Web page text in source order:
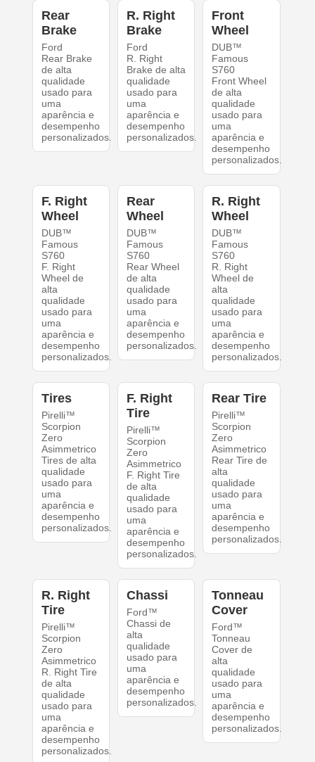
Rear
Brake
Ford
Rear Brake
de alta
qualidade
usado para
uma
aparência e
desempenho
personalizados.
R. Right
Brake
Ford
R. Right
Brake de alta
qualidade
usado para
uma
aparência e
desempenho
personalizados.
Front
Wheel
DUB™
Famous
S760
Front Wheel
de alta
qualidade
usado para
uma
aparência e
desempenho
personalizados.
F. Right
Wheel
DUB™
Famous
S760
F. Right
Wheel de
alta
qualidade
usado para
uma
aparência e
desempenho
personalizados.
Rear
Wheel
DUB™
Famous
S760
Rear Wheel
de alta
qualidade
usado para
uma
aparência e
desempenho
personalizados.
R. Right
Wheel
DUB™
Famous
S760
R. Right
Wheel de
alta
qualidade
usado para
uma
aparência e
desempenho
personalizados.
Tires
Pirelli™
Scorpion
Zero
Asimmetrico
Tires de alta
qualidade
usado para
uma
aparência e
desempenho
personalizados.
F. Right
Tire
Pirelli™
Scorpion
Zero
Asimmetrico
F. Right Tire
de alta
qualidade
usado para
uma
aparência e
desempenho
personalizados.
Rear Tire
Pirelli™
Scorpion
Zero
Asimmetrico
Rear Tire de
alta
qualidade
usado para
uma
aparência e
desempenho
personalizados.
R. Right
Tire
Pirelli™
Scorpion
Zero
Asimmetrico
R. Right Tire
de alta
qualidade
usado para
uma
aparência e
desempenho
personalizados.
Chassi
Ford™
Chassi de
alta
qualidade
usado para
uma
aparência e
desempenho
personalizados.
Tonneau
Cover
Ford™
Tonneau
Cover de
alta
qualidade
usado para
uma
aparência e
desempenho
personalizados.